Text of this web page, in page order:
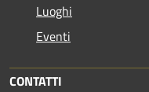
Luoghi
Eventi
CONTATTI